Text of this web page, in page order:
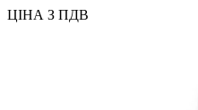
ЦІНА З ПДВ